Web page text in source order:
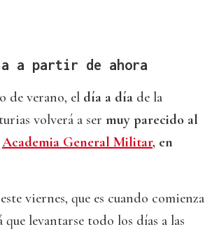
a partir de ahora
de verano, el día a día de la
volverá a ser muy parecido al
Academia General Militar, en
viernes, que es cuando comienza
levantarse todo los días a las